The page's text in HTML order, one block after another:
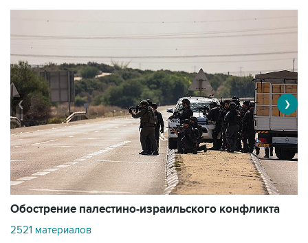
Обострение палестино-израильского конфликта
2521 материалов
❮ ❯